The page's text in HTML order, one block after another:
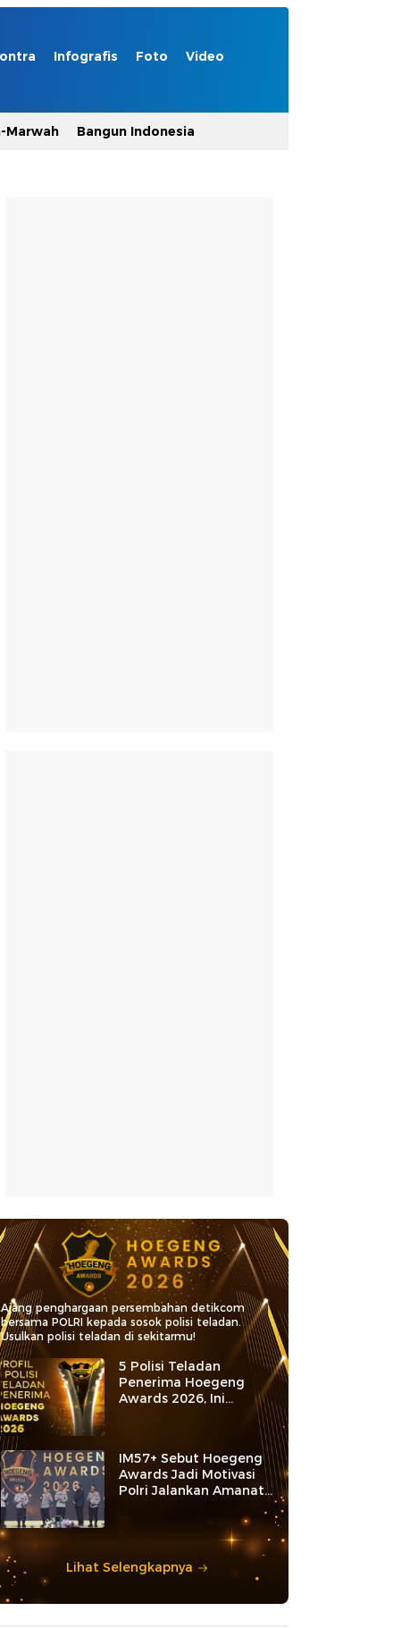
Infografis Foto Video
Marwah Bangun Indonesia
Ajang penghargaan persembahan detikcom
bersama POLRI kepada sosok polisi teladan.
Usulkan polisi teladan di sekitarmu!
5 Polisi Teladan
Penerima Hoegeng
Awards 2026, Ini
Kategori dan Kiprahnya
IM57+ Sebut Hoegeng
Awards Jadi Motivasi
Polri Jalankan Amanat
Lihat Selengkapnya